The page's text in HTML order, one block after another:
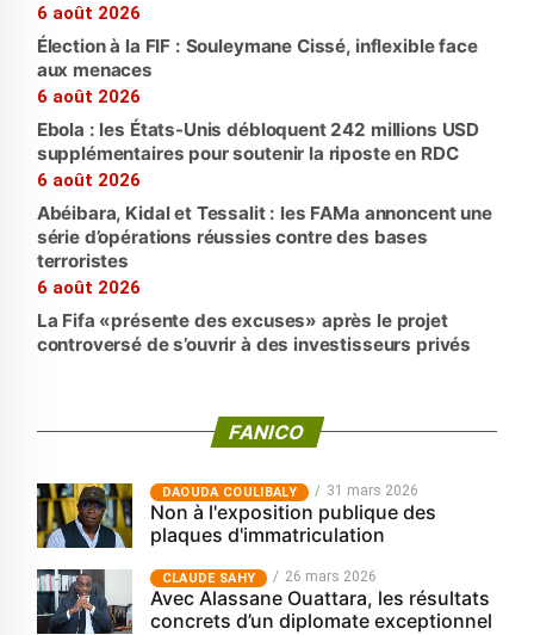
6 août 2026
Élection à la FIF : Souleymane Cissé, inflexible face
aux menaces
6 août 2026
Ebola : les États-Unis débloquent 242 millions USD
supplémentaires pour soutenir la riposte en RDC
6 août 2026
Abéibara, Kidal et Tessalit : les FAMa annoncent une
série d’opérations réussies contre des bases
terroristes
6 août 2026
La Fifa «présente des excuses» après le projet
controversé de s’ouvrir à des investisseurs privés
FANICO
‎DAOUDA COULIBALY 31 mars 2026
Non à l'exposition publique des
plaques d'immatriculation
CLAUDE SAHY 26 mars 2026
Avec Alassane Ouattara, les résultats
concrets d’un diplomate exceptionnel